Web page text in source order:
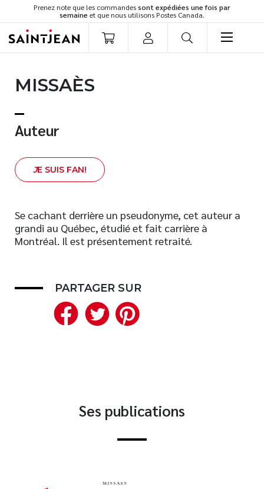
Prenez note que les commandessont expédiées une fois par
semaine et que nous utilisons Postes Canada.
Romans
Développement personnel
Spiritualité
Famille
Témoignages
Vie pratique
Finances
Livres audio
MISSAÈS
Auteur
JE SUIS FAN!
Se cachant derrière un pseudonyme, cet auteur a
grandi au Québec, étudié et fait carrière à
Montréal. Il est présentement retraité.
PARTAGER SUR
Facebook
Twitter
Ses publications